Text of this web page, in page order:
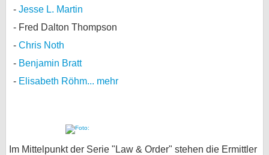
Jesse L. Martin
Fred Dalton Thompson
Chris Noth
Benjamin Bratt
Elisabeth Röhm... mehr
Im Mittelpunkt der Serie "Law & Order" stehen die Ermittler